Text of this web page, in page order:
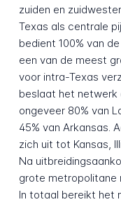
zuiden en
Texas als centrale
bedient 100% van
een van de meest
voor intra-Texas
beslaat het netwerk
ongeveer 80% van
45% van Arkansas.
zich uit tot Kansas,
Na
grote metropolitane
In totaal bereikt het